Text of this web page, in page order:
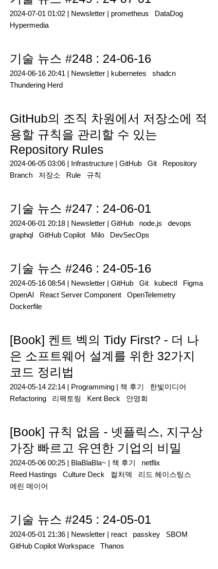
2024-07-01 01:02 | Newsletter | prometheus
DataDog
Hypermedia
기술 뉴스 #248 : 24-06-16
2024-06-16 20:41 | Newsletter | kubernetes
shadcn
Thundering Herd
GitHub의 조직 차원에서 저장소에 적
용할 규칙을 관리할 수 있는
Repository Rules
2024-06-05 03:06 | Infrastructure | GitHub Git
Repository
Branch
저장소 Rule 규칙
기술 뉴스 #247 : 24-06-01
2024-06-01 20:18 | Newsletter | GitHub node.js
devops
graphql
GitHub Copilot Milo DevSecOps
기술 뉴스 #246 : 24-05-16
2024-05-16 08:54 | Newsletter | GitHub Git kubectl
Figma
OpenAI
React Server Component
OpenTelemetry
Dockerfile
[Book] 켄트 벡의 Tidy First? - 더 나
은 소프트웨어 설계를 위한 32가지
코드 정리법
2024-05-14 22:14 | Programming | 책 후기
한빛미디어
Refactoring
리팩토링 Kent Beck 안영회
[Book] 규칙 없음 - 넷플릭스, 지구상
가장 빠르고 유연한 기업의 비밀
2024-05-06 00:25 | BlaBlaBla~ | 책 후기
netflix
Reed Hastings
Culture Deck 컬처덱
리드 헤이스팅스
에린 메이어
기술 뉴스 #245 : 24-05-01
2024-05-01 21:36 | Newsletter | react passkey
SBOM
GitHub Copilot Workspace
Thanos